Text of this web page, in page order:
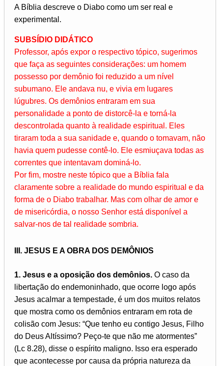
A Bíblia descreve o Diabo como um ser real e
experimental.
SUBSÍDIO DIDÁTICO
Professor, após expor o respectivo tópico, sugerimos
que faça as seguintes considerações: um homem
possesso por demônio foi reduzido a um nível
subumano. Ele andava nu, e vivia em lugares
lúgubres. Os demônios entraram em sua
personalidade a ponto de distorcê-la e torná-la
descontrolada quanto à realidade espiritual. Eles
tiraram toda a sua sanidade e, quando o tomavam, não
havia quem pudesse contê-lo. Ele esmiuçava todas as
correntes que intentavam dominá-lo.
Por fim, mostre neste tópico que a Bíblia fala
claramente sobre a realidade do mundo espiritual e da
forma de o Diabo trabalhar. Mas com olhar de amor e
de misericórdia, o nosso Senhor está disponível a
salvar-nos de tal realidade sombria.
III. JESUS E A OBRA DOS DEMÔNIOS
1. Jesus e a oposição dos demônios. O caso da
libertação do endemoninhado, que ocorre logo após
Jesus acalmar a tempestade, é um dos muitos relatos
que mostra como os demônios entraram em rota de
colisão com Jesus: “Que tenho eu contigo Jesus, Filho
do Deus Altíssimo? Peço-te que não me atormentes”
(Lc 8.28), disse o espírito maligno. Isso era esperado
que acontecesse por causa da própria natureza da